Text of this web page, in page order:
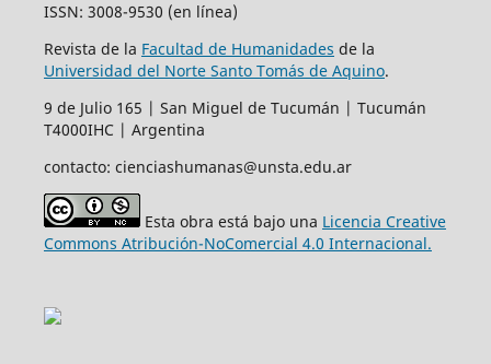
ISSN: 3008-9530 (en línea)
Revista de la Facultad de Humanidades de la
Universidad del Norte Santo Tomás de Aquino.
9 de Julio 165 | San Miguel de Tucumán | Tucumán
T4000IHC | Argentina
contacto: cienciashumanas@unsta.edu.ar
Esta obra está bajo una Licencia Creative
Commons Atribución-NoComercial 4.0 Internacional.